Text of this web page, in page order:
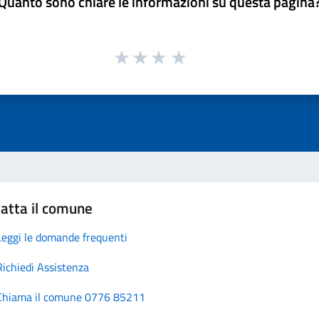
il comune
le domande frequenti
Assistenza
il comune 0776 85211